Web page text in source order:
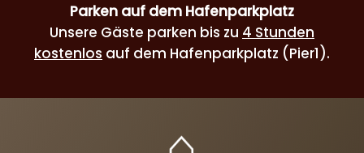
Parken auf dem Hafenparkplatz
Unsere Gäste parken bis zu 4 Stunden
kostenlos auf dem Hafenparkplatz (Pier1).